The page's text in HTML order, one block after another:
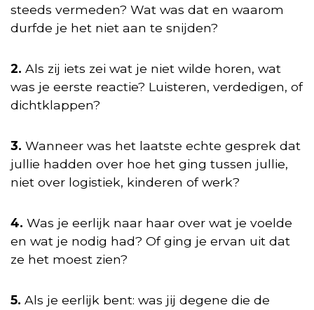
steeds vermeden? Wat was dat en waarom
durfde je het niet aan te snijden?
2. Als zij iets zei wat je niet wilde horen, wat
was je eerste reactie? Luisteren, verdedigen, of
dichtklappen?
3. Wanneer was het laatste echte gesprek dat
jullie hadden over hoe het ging tussen jullie,
niet over logistiek, kinderen of werk?
4. Was je eerlijk naar haar over wat je voelde
en wat je nodig had? Of ging je ervan uit dat
ze het moest zien?
5. Als je eerlijk bent: was jij degene die de